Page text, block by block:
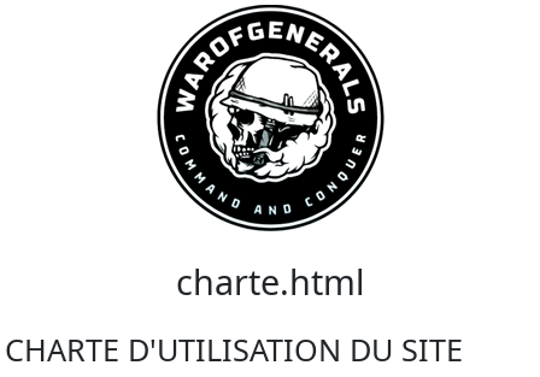
charte.html
CHARTE D'UTILISATION DU SITE